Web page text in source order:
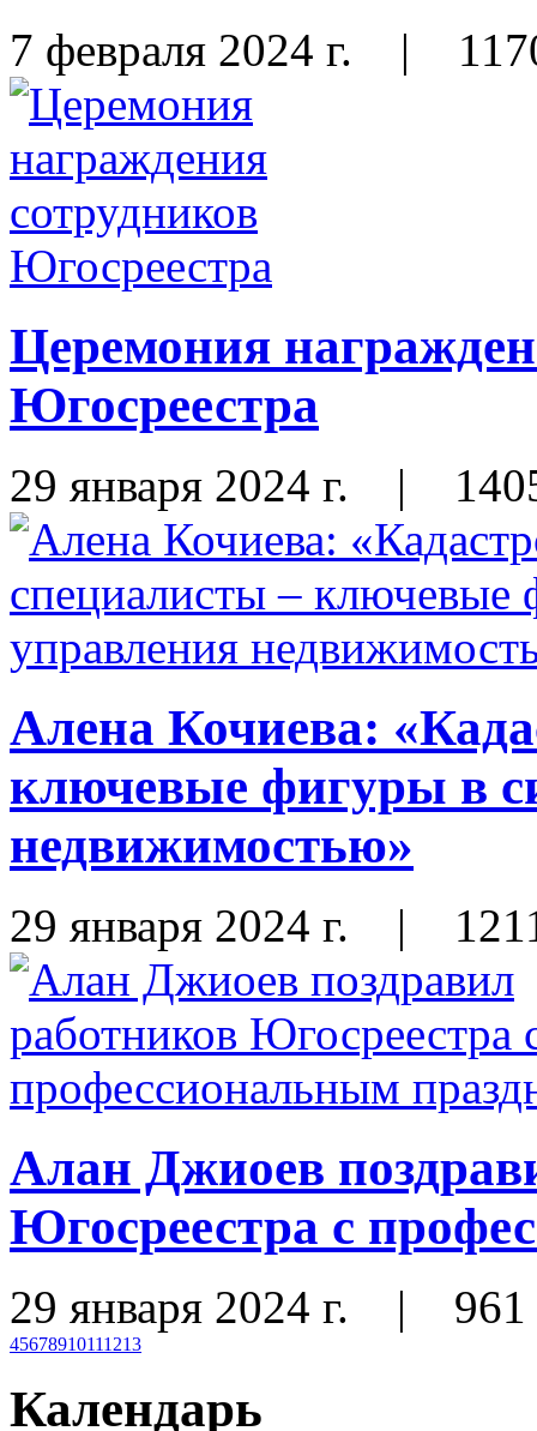
7 февраля 2024 г. |
Церемония
Югосреестра
29 января 2024 г. |
Алена Кочиева:
ключевые фигуры в
недвижимостью»
29 января 2024 г. |
Алан Джиоев
Югосреестра с
29 января 2024 г. | 961
45678910111213
Календарь